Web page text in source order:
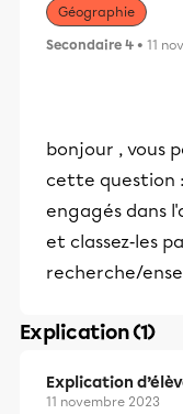
Géographie
Secondaire 4 • 11
bonjour , vous
cette question
engagés dans
et classez‑les
recherche/
Explication (1)
Explication
11 novembre 2023